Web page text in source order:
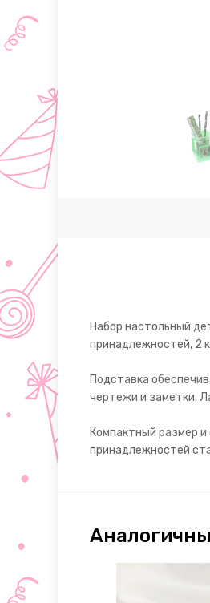
Набор настольный
принадлежностей, 2
Подставка
чертежи и заметки.
Компактный размер
принадлежностей